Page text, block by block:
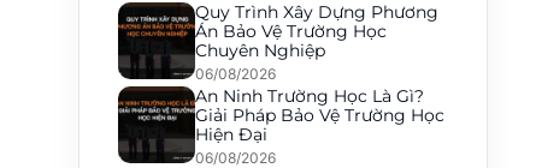
Quy Trình Xây Dựng Phương
Án Bảo Vệ Trường Học
Chuyên Nghiệp
06/08/2026
An Ninh Trường Học Là Gì?
Giải Pháp Bảo Vệ Trường Học
Hiện Đại
06/08/2026